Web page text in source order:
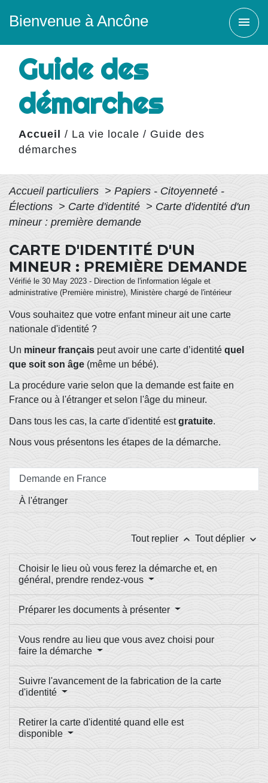
Bienvenue à Ancône menu
Guide des
démarches
Accueil / La vie locale / Guide des
démarches
Accueil particuliers > Papiers - Citoyenneté -
Élections > Carte d'identité > Carte d'identité d'un
mineur : première demande
CARTE D'IDENTITÉ D'UN
MINEUR : PREMIÈRE DEMANDE
Vérifié le 30 May 2023 - Direction de l'information légale et
administrative (Première ministre), Ministère chargé de l'intérieur
Vous souhaitez que votre enfant mineur ait une carte
nationale d'identité ?
Un mineur français peut avoir une carte d’identité quel
que soit son âge (même un bébé).
La procédure varie selon que la demande est faite en
France ou à l'étranger et selon l'âge du mineur.
Dans tous les cas, la carte d'identité estgratuite.
Nous vous présentons les étapes de la démarche.
Demande en France
À l'étranger
Tout replier keyboard_arrow_up Tout déplier keyboard_arrow_down
Choisir le lieu où vous ferez la démarche et, en
général, prendre rendez-vous
Préparer les documents à présenter
Vous rendre au lieu que vous avez choisi pour
faire la démarche
Suivre l'avancement de la fabrication de la carte
d'identité
Retirer la carte d'identité quand elle est
disponible